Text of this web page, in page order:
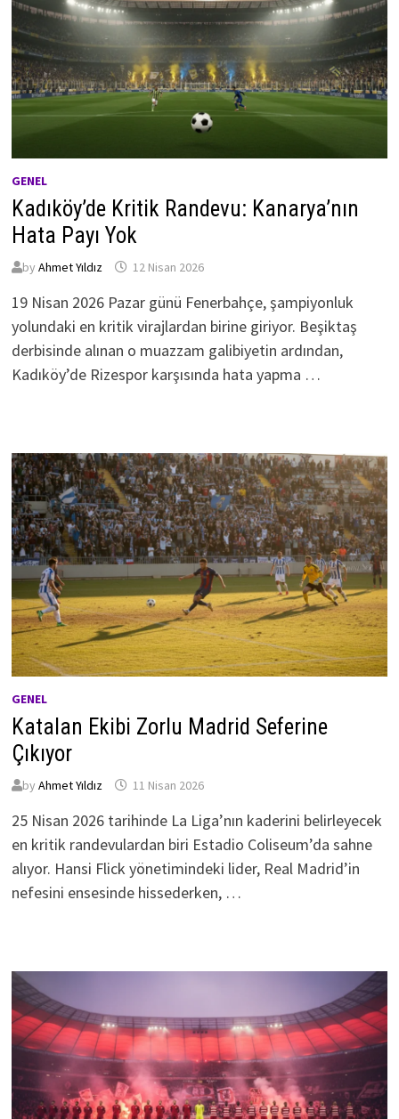
GENEL
Kadıköy’de Kritik Randevu: Kanarya’nın
Hata Payı Yok
by Ahmet Yıldız 12 Nisan 2026
19 Nisan 2026 Pazar günü Fenerbahçe, şampiyonluk
yolundaki en kritik virajlardan birine giriyor. Beşiktaş
derbisinde alınan o muazzam galibiyetin ardından,
Kadıköy’de Rizespor karşısında hata yapma …
GENEL
Katalan Ekibi Zorlu Madrid Seferine
Çıkıyor
by Ahmet Yıldız 11 Nisan 2026
25 Nisan 2026 tarihinde La Liga’nın kaderini belirleyecek
en kritik randevulardan biri Estadio Coliseum’da sahne
alıyor. Hansi Flick yönetimindeki lider, Real Madrid’in
nefesini ensesinde hissederken, …